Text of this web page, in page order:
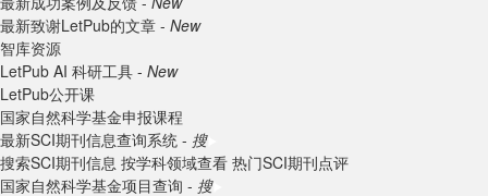
最新致谢LetPub的文章 - New
智库资源
LetPub AI 科研工具 - New
LetPub公开课
国家自然科学基金申报课程
最新SCI期刊信息查询系统 - 搜
搜索SCI期刊信息 按学科领域查看 热门SCI期刊点评
国家自然科学基金项目查询 - 搜